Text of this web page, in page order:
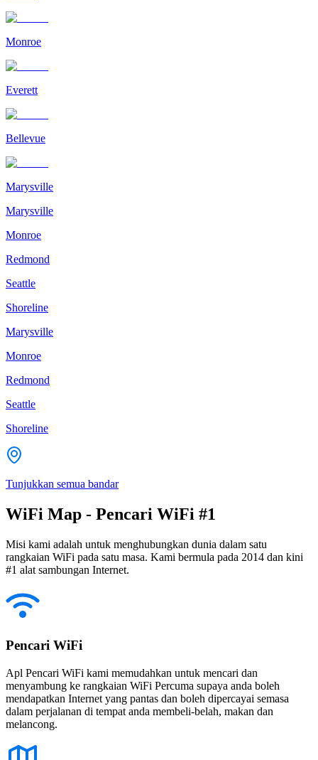
Monroe
Everett
Bellevue
Marysville
Marysville
Monroe
Redmond
Seattle
Shoreline
Marysville
Monroe
Redmond
Seattle
Shoreline
Tunjukkan semua bandar
WiFi Map - Pencari WiFi #1
Misi kami adalah untuk menghubungkan dunia dalam satu
rangkaian WiFi pada satu masa. Kami bermula pada 2014 dan kini
#1 alat sambungan Internet.
Pencari WiFi
Apl Pencari WiFi kami memudahkan untuk mencari dan
menyambung ke rangkaian WiFi Percuma supaya anda boleh
mendapatkan Internet yang pantas dan boleh dipercayai semasa
dalam perjalanan di tempat anda membeli-belah, makan dan
melancong.